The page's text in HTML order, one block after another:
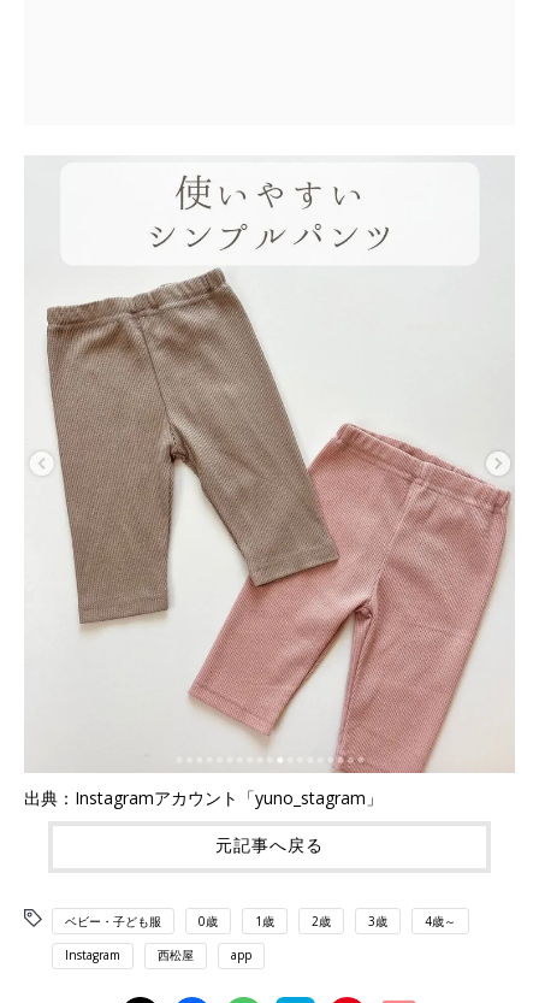
出典：Instagramアカウント「yuno_stagram」
元記事へ戻る
ベビー・子ども服 0歳 1歳 2歳 3歳 4歳～
Instagram 西松屋 app